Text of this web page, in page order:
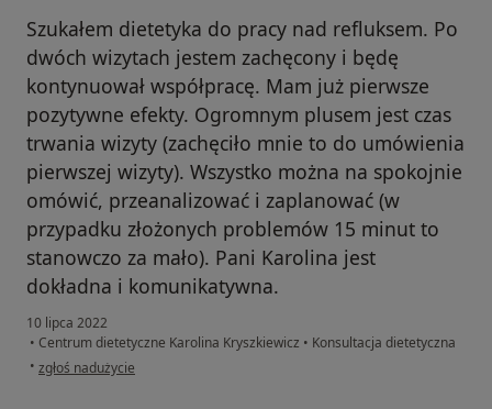
Szukałem dietetyka do pracy nad refluksem. Po
dwóch wizytach jestem zachęcony i będę
kontynuował współpracę. Mam już pierwsze
pozytywne efekty. Ogromnym plusem jest czas
trwania wizyty (zachęciło mnie to do umówienia
pierwszej wizyty). Wszystko można na spokojnie
omówić, przeanalizować i zaplanować (w
przypadku złożonych problemów 15 minut to
stanowczo za mało). Pani Karolina jest
dokładna i komunikatywna.
10 lipca 2022
• Centrum dietetyczne Karolina Kryszkiewicz • Konsultacja dietetyczna
• w opinii użytkownika Mateusz
zgłoś nadużycie